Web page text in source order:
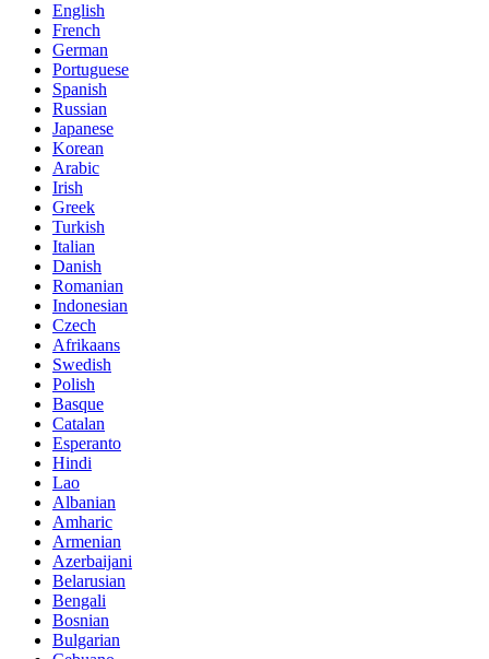
English
French
German
Portuguese
Spanish
Russian
Japanese
Korean
Arabic
Irish
Greek
Turkish
Italian
Danish
Romanian
Indonesian
Czech
Afrikaans
Swedish
Polish
Basque
Catalan
Esperanto
Hindi
Lao
Albanian
Amharic
Armenian
Azerbaijani
Belarusian
Bengali
Bosnian
Bulgarian